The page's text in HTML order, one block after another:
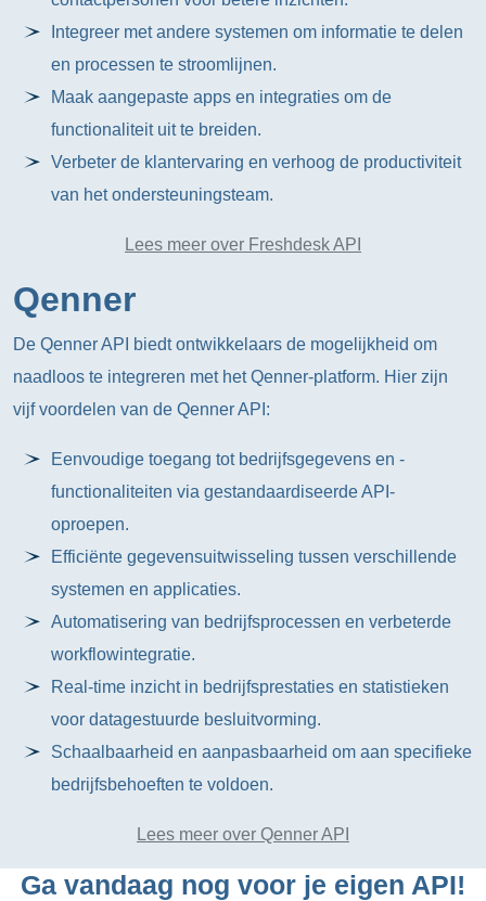
Integreer met andere systemen om informatie te delen
en processen te stroomlijnen.
Maak aangepaste apps en integraties om de
functionaliteit uit te breiden.
Verbeter de klantervaring en verhoog de productiviteit
van het ondersteuningsteam.
Lees meer over Freshdesk API
Qenner
De Qenner API biedt ontwikkelaars de mogelijkheid om
naadloos te integreren met het Qenner-platform. Hier zijn
vijf voordelen van de Qenner API:
Eenvoudige toegang tot bedrijfsgegevens en -
functionaliteiten via gestandaardiseerde API-
oproepen.
Efficiënte gegevensuitwisseling tussen verschillende
systemen en applicaties.
Automatisering van bedrijfsprocessen en verbeterde
workflowintegratie.
Real-time inzicht in bedrijfsprestaties en statistieken
voor datagestuurde besluitvorming.
Schaalbaarheid en aanpasbaarheid om aan specifieke
bedrijfsbehoeften te voldoen.
Lees meer over Qenner API
Ga vandaag nog voor je eigen API!